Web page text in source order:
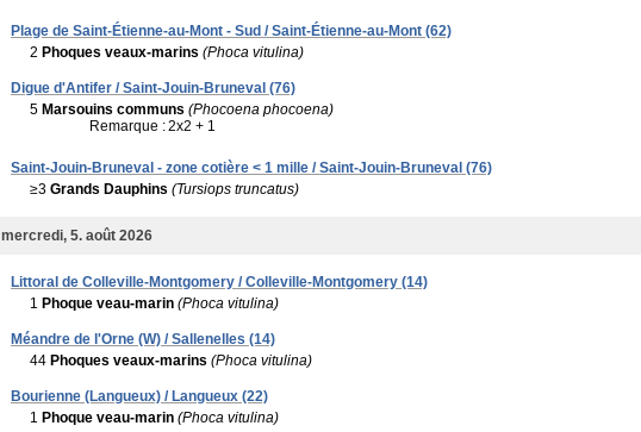
Plage de Saint-Étienne-au-Mont - Sud / Saint-Étienne-au-Mont (62)
2 Phoques veaux-marins (Phoca vitulina)
Digue d'Antifer / Saint-Jouin-Bruneval (76)
5 Marsouins communs (Phocoena phocoena)
Remarque :2x2 + 1
Saint-Jouin-Bruneval - zone cotière < 1 mille / Saint-Jouin-Bruneval (76)
≥3 Grands Dauphins (Tursiops truncatus)
mercredi, 5. août 2026
Littoral de Colleville-Montgomery / Colleville-Montgomery (14)
1 Phoque veau-marin (Phoca vitulina)
Méandre de l'Orne (W) / Sallenelles (14)
44 Phoques veaux-marins (Phoca vitulina)
Bourienne (Langueux) / Langueux (22)
1 Phoque veau-marin (Phoca vitulina)